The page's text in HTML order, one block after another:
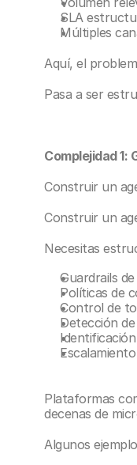
SLA
Múltiples
Aquí, el
Pasa a ser
Complejidad 1:
Construir un
Construir un
Necesitas
Guardrails
Políticas de
Control de
Detección
Plataformas
decenas de
Algunos